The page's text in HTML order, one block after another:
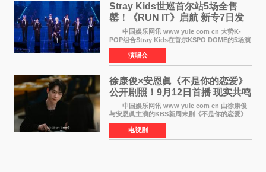
Stray Kids世巡首尔站5场全售
罄！《RUN IT》启航 新专7日发
中国娱乐网讯 www yule com cn 大势K-
POP组合Stray Kids在首尔KSPO DOME的5场演
唱会全部售罄，为新世界巡演拉开序幕。据所属
社JYP娱乐透露，Stray Kids于上月25至26日、
29日及本月1至2日
演唱会
徐康俊×安恩眞《不是你的恋爱》
公开剧照！9月12日首播 现实共鸣
罗曼史来袭
中国娱乐网讯 www yule com cn 由徐康俊
与安恩眞主演的KBS新周末剧《不是你的恋爱》
于近日公开首波剧照，正式定档9月12日首
播。 剧照中，徐康俊与安恩眞并肩而坐，眼
神中流露出复杂而微
电视剧